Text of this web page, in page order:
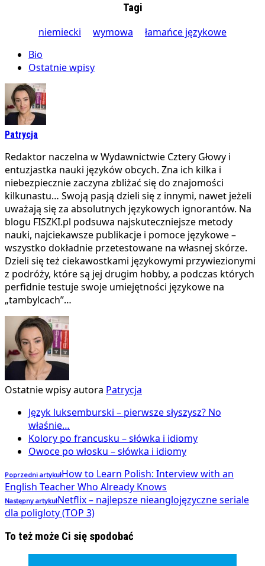
Tagi
niemiecki
wymowa
łamańce językowe
Bio
Ostatnie wpisy
Patrycja
Redaktor naczelna w Wydawnictwie Cztery Głowy i
entuzjastka nauki języków obcych. Zna ich kilka i
niebezpiecznie zaczyna zbliżać się do znajomości
kilkunastu… Swoją pasją dzieli się z innymi, nawet jeżeli
uważają się za absolutnych językowych ignorantów. Na
blogu FISZKI.pl podsuwa najskuteczniejsze metody
nauki, najciekawsze publikacje i pomoce językowe –
wszystko dokładnie przetestowane na własnej skórze.
Dzieli się też ciekawostkami językowymi przywiezionymi
z podróży, które są jej drugim hobby, a podczas których
perfidnie testuje swoje umiejętności językowe na
„tambylcach”…
Ostatnie wpisy autora Patrycja
Język luksemburski – pierwsze słyszysz? No
właśnie…
Kolory po francusku – słówka i idiomy
Owoce po włosku – słówka i idiomy
Poprzedni artykułHow to Learn Polish: Interview with an
English Teacher Who Already Knows
Następny artykułNetflix – najlepsze nieanglojęzyczne seriale
dla poligloty (TOP 3)
To też może Ci się spodobać